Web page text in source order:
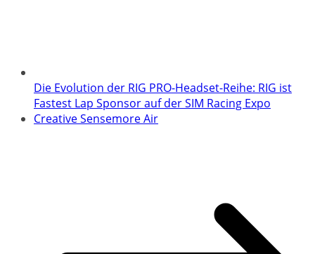
Die Evolution der RIG PRO-Headset-Reihe: RIG ist
Fastest Lap Sponsor auf der SIM Racing Expo
Creative Sensemore Air